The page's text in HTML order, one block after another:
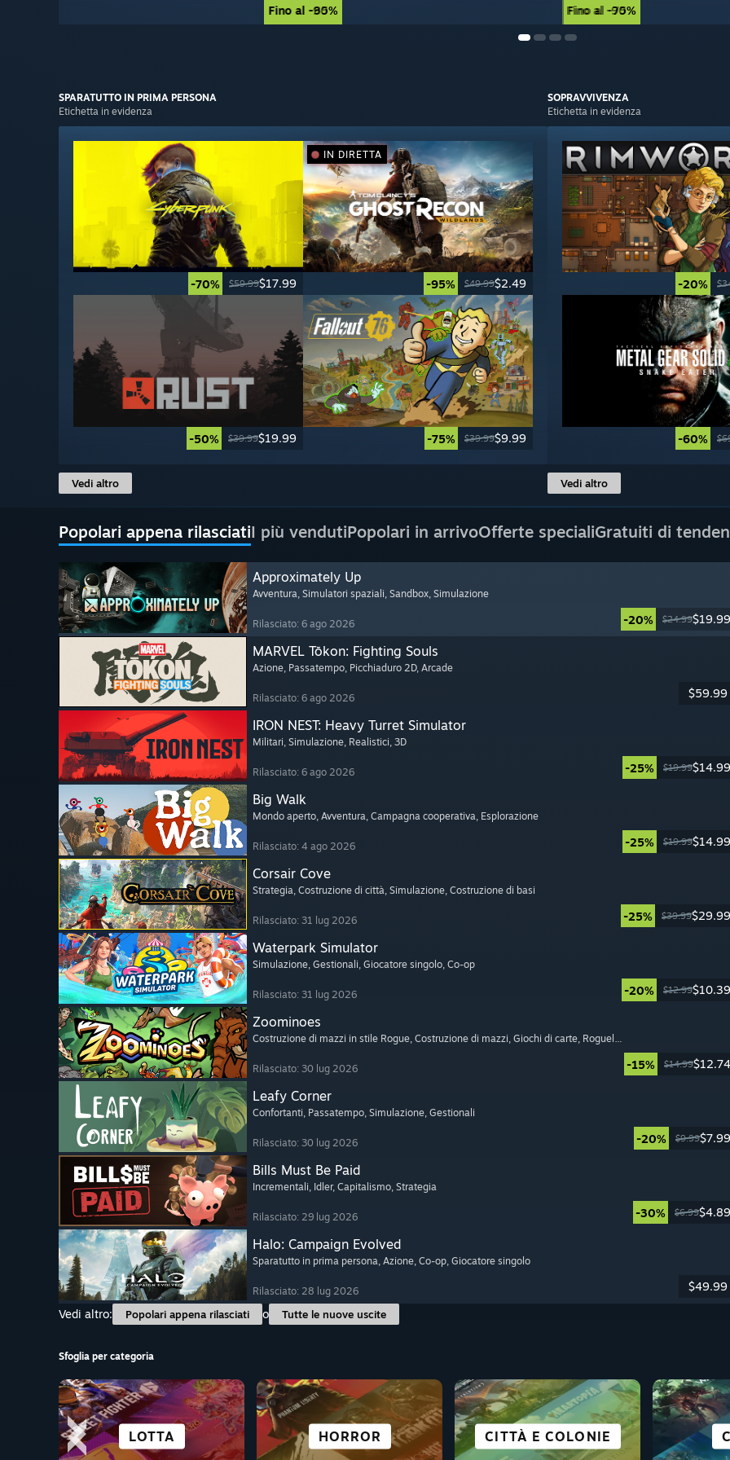
Fino al -90% Fino al -75%
Fino al -85% Fino al -90%
SPARATUTTO IN PRIMA PERSONA
Etichetta in evidenza
-70% $59.99$17.99 -95% $49.99$2.49
IN DIRETTA
-50% $39.99$19.99 -75% $39.99$9.99
Vedi altro
SOPRAVVIVENZA
Etichetta in evidenza
-20%
-60%
Vedi altro
Popolari appena rilasciatiI più vendutiPopolari in arrivoOfferte specialiGratuiti di
Approximately Up
Avventura, Simulatori spaziali, Sandbox, Simulazione
Rilasciato: 6 ago 2026 -20% $24.99$19.99
MARVEL Tōkon: Fighting Souls
Azione, Passatempo, Picchiaduro 2D, Arcade
Rilasciato: 6 ago 2026 $59.99
IRON NEST: Heavy Turret Simulator
Militari, Simulazione, Realistici, 3D
Rilasciato: 6 ago 2026 -25% $19.99$14.99
Big Walk
Mondo aperto, Avventura, Campagna cooperativa, Esplorazione
Rilasciato: 4 ago 2026 -25% $19.99$14.99
Corsair Cove
Strategia, Costruzione di città, Simulazione, Costruzione di basi
Rilasciato: 31 lug 2026 -25% $39.99$29.99
Waterpark Simulator
Simulazione, Gestionali, Giocatore singolo, Co-op
Rilasciato: 31 lug 2026 -20% $12.99$10.39
Zoominoes
Costruzione di mazzi in stile Rogue, Costruzione di mazzi, Giochi di carte, Roguelite
Rilasciato: 30 lug 2026 -15% $14.99$12.74
Leafy Corner
Confortanti, Passatempo, Simulazione, Gestionali
Rilasciato: 30 lug 2026 -20% $9.99$7.99
Bills Must Be Paid
Incrementali, Idler, Capitalismo, Strategia
Rilasciato: 29 lug 2026 -30% $6.99$4.89
Halo: Campaign Evolved
Sparatutto in prima persona, Azione, Co-op, Giocatore singolo
Rilasciato: 28 lug 2026
$49.99
Vedi altro:
Popolari appena rilasciati o Tutte le nuove uscite
Sfoglia per categoria
LOTTA HORROR CITTÀ E COLONIE
PASSATEMPO ANIME CORSE TUTTI
SOPRAVVIVENZA FREE-TO-PLAY STRATEGIA
STILE ROGUE AVVENTURA
PERFETTI PER IL
DECK